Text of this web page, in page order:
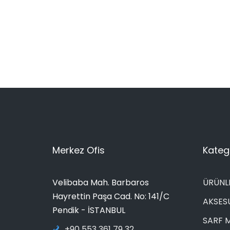
Merkez Ofis
Velibaba Mah. Barbaros
Hayrettin Paşa Cad. No: 141/C
Pendik - İSTANBUL
SARF